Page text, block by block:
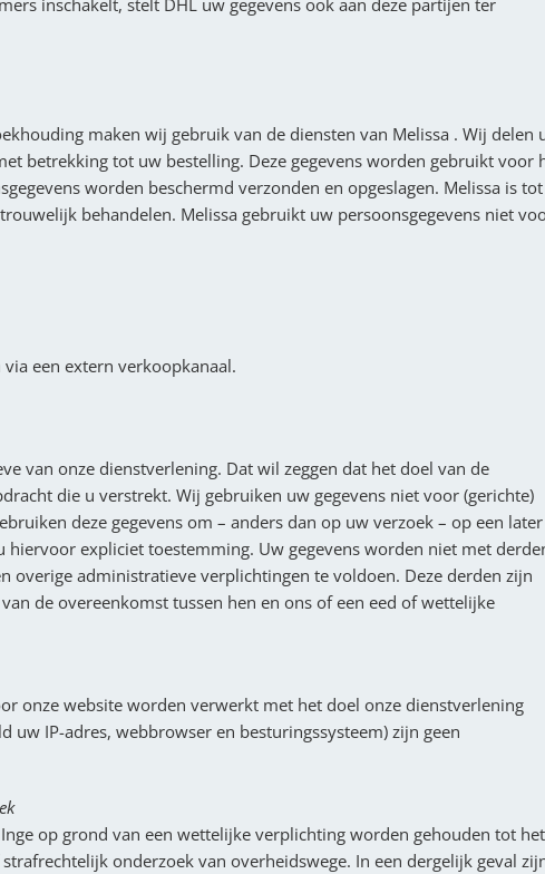
maken wij gebruik van de diensten van Melissa . Wij delen
betrekking tot uw bestelling. Deze gegevens worden gebruikt voor
worden beschermd verzonden en opgeslagen. Melissa is tot
behandelen. Melissa gebruikt uw persoonsgegevens niet
een extern verkoopkanaal.
van onze dienstverlening. Dat wil zeggen dat het doel van de
die u verstrekt. Wij gebruiken uw gegevens niet voor (gerichte)
deze gegevens om – anders dan op uw verzoek – op een later
expliciet toestemming. Uw gegevens worden niet met
overige administratieve verplichtingen te voldoen. Deze derden zijn
de overeenkomst tussen hen en ons of een eed of wettelijke
onze website worden verwerkt met het doel onze dienstverlening
uw IP-adres, webbrowser en besturingssysteem) zijn geen
op grond van een wettelijke verplichting worden gehouden tot het
onderzoek van overheidswege. In een dergelijk geval